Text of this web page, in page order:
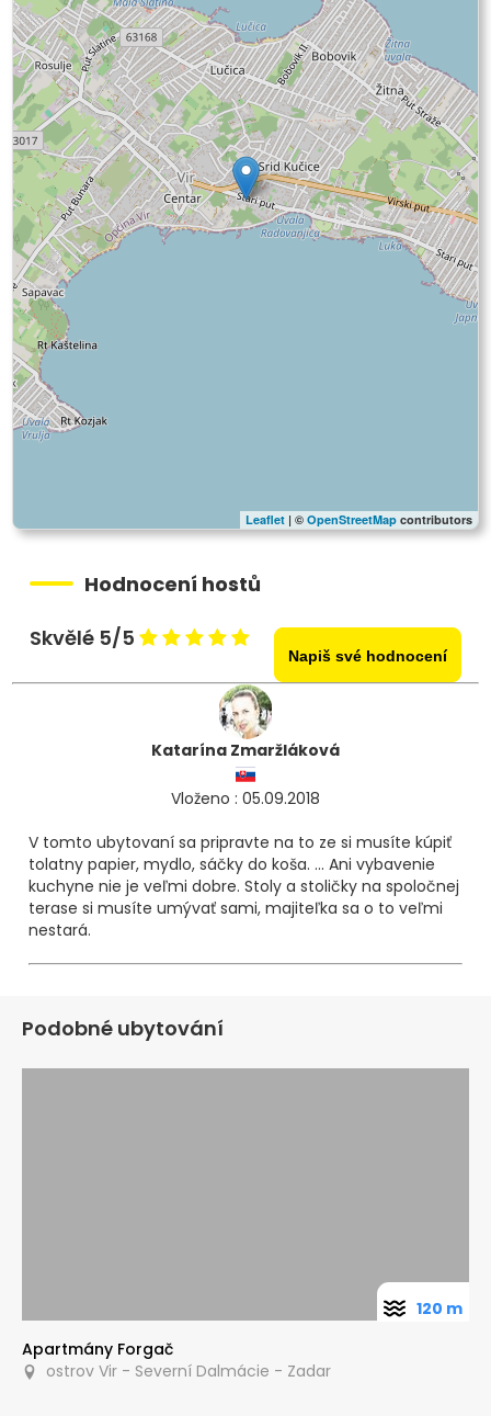
Leaflet | ©OpenStreetMap contributors
Hodnocení hostů
Skvělé 5/5
Napiš své hodnocení
Katarína Zmaržláková
Vloženo : 05.09.2018
V tomto ubytovaní sa pripravte na to ze si musíte kúpiť
tolatny papier, mydlo, sáčky do koša. ... Ani vybavenie
kuchyne nie je veľmi dobre. Stoly a stoličky na spoločnej
terase si musíte umývať sami, majiteľka sa o to veľmi
nestará.
Podobné ubytování
Apartmány Forgač
ostrov Vir - Severní Dalmácie - Zadar
120 m